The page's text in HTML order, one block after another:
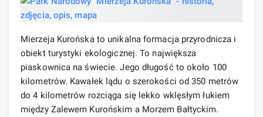
Mierzeja Kurońska to unikalna formacja przyrodnicza i
obiekt turystyki ekologicznej. To największa
piaskownica na świecie. Jego długość to około 100
kilometrów. Kawałek lądu o szerokości od 350 metrów
do 4 kilometrów rozciąga się lekko wklęsłym łukiem
między Zalewem Kurońskim a Morzem Bałtyckim.